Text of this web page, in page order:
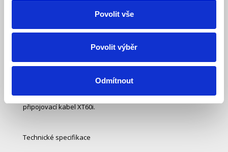
Povolit vše
Povolit výběr
Odmítnout
aktuální pozice slunce. Je možné ho snadno připojit
energii slunečních dnů.
Odlehčené provedení oproti předchozí verzi přináší ještě
snadnější přepravu a pohodlnou instalaci i na odlehlejších
místech s přístupem ke slunečnímu svitu. Maximální
kompaktnost dotváří integrovaný stojan a integrovaný
připojovací kabel XT60i.
Technické specifikace